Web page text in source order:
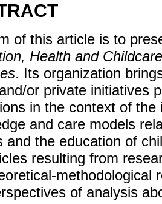
of this article is to
Health and
. Its organization
or private initiatives
in the context of
and care models
and the education of
resulting from
methodological
of analysis